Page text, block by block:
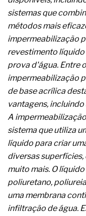
A
Os
O
crônica
As
calvície
Quando
positivo
Os
O
morte
O
de
O
As
A
modelo
sistemas que
métodos mais
impermeabilização
revestimento líquido
prova d'água. Entre
impermeabilização
de base acrílica
vantagens,
A
sistema que utiliza
líquido para criar
diversas
muito mais. O
poliuretano,
uma membrana
infiltração de água.